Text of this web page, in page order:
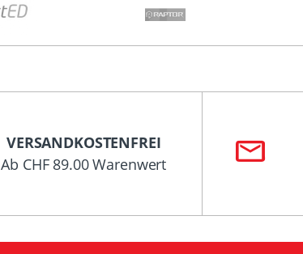
VERSANDKOSTENFREI
Ab CHF 89.00 Warenwert